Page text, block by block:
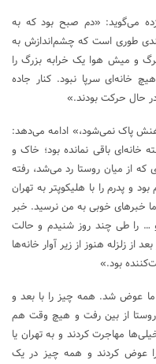
می‌گوید: «دم صبح بود که به
طوری است که چشم‌اندازش به
و میش هوا یک خرابه بزرگ را
خانه‌ای سرپا نبود. کنار جاده
حال حرکت بودند.»
ذهنش پاک نمی‌شود،» ادامه می‌دهد:
خانه‌ای باقی نمانده بود؛ خاک و
از میان روستا رد می‌شد، رفته
و پدرم را با هلیکوپتر به تهران
خبرهای خوبی به من نرسید. خبر
و … را طی چند روز شنیدم و حالت
زلزله هنوز از زیر آوار خانه‌ها
بود.»
ما عوض شد. همه چیز را با بعد و
روستا از بین رفت و هیچ وقت هم
مهاجرت کردند و به تهران یا
را عوض کردند و همه چیز در یک